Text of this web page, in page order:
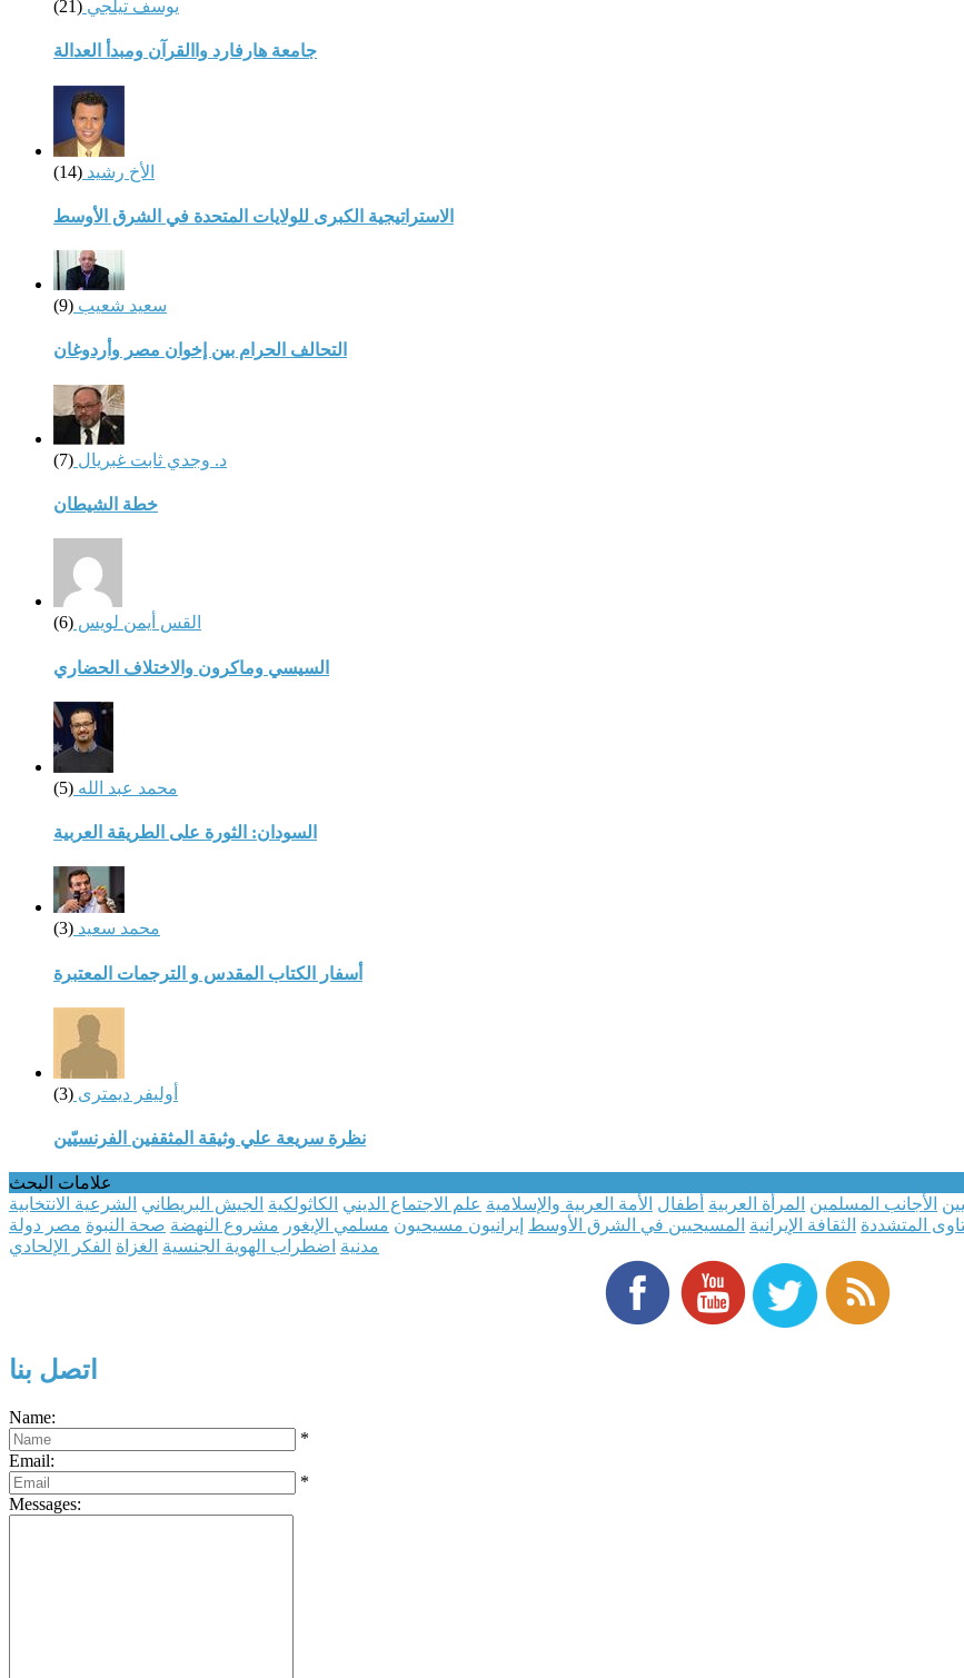
يوسف تيلجي (21)
جامعة هارفارد واالقرآن ومبدأ العدالة
الأخ رشيد (14)
الاستراتيجية الكبرى للولايات المتحدة في الشرق الأوسط
سعيد شعيب (9)
التحالف الحرام بين إخوان مصر وأردوغان
د. وجدي ثابت غبريال (7)
خطة الشيطان
القس أيمن لويس (6)
السيسي وماكرون والاختلاف الحضاري
محمد عبد الله (5)
السودان: الثورة على الطريقة العربية
محمد سعيد (3)
أسفار الكتاب المقدس و الترجمات المعتبرة
أوليفر ديمترى (3)
نظرة سريعة علي وثيقة المثقفين الفرنسيّين
علامات البحث
الأجانب المسلمين المرأة العربية أطفال الأمة العربية والإسلامية علم الاجتماع الديني الكاثولكية الجيش البريطاني الشرعية الانتخابية
المتشددة الثقافة الإيرانية المسيحيين في الشرق الأوسط إيرانيون مسيحيون مسلمي الإيغور مشروع النهضة صحة النبوة مصر دولة
مدنية اضطراب الهوية الجنسية الغزاة الفكر الإلحادي
اتصل بنا
Name:
*
Email:
*
Messages: